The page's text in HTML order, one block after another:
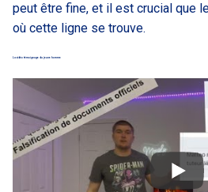
peut être fine, et il est crucial que
où cette ligne se trouve.
La vidéo témoignage du jeune homme